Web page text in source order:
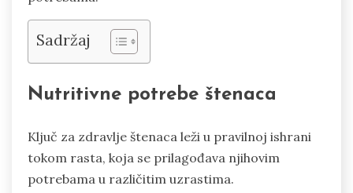
Sadržaj
Nutritivne potrebe štenaca
Ključ za zdravlje štenaca leži u pravilnoj ishrani
tokom rasta, koja se prilagođava njihovim
potrebama u različitim uzrastima.